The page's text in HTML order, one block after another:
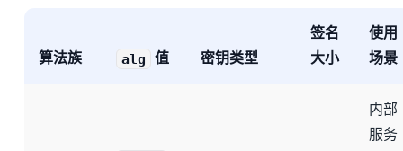
算法族 alg 值 密钥类型
签名
大小
使用
场景
内部
服务